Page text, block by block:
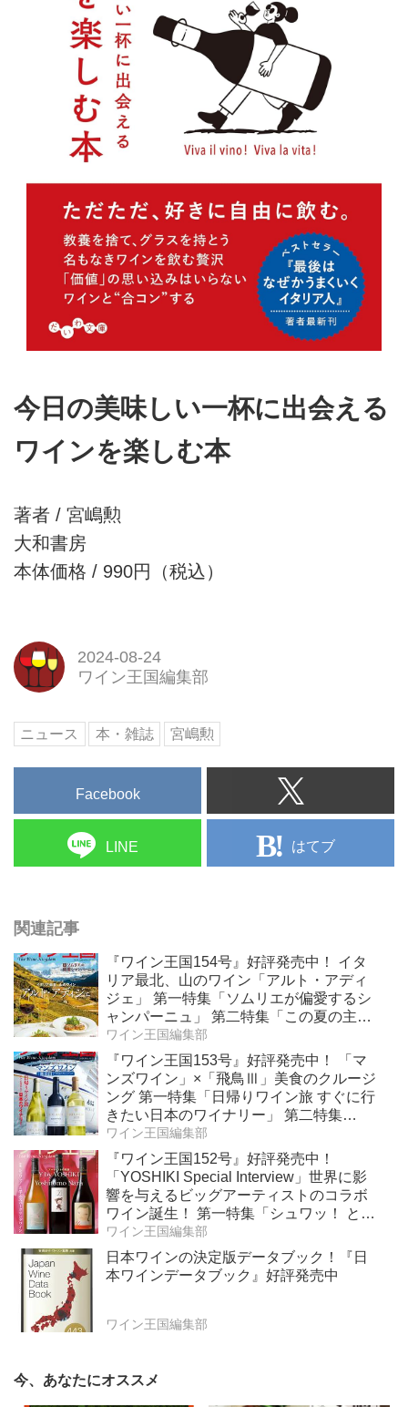
今日の美味しい一杯に出会える
ワインを楽しむ本
著者 / 宮嶋勲
大和書房
本体価格 / 990円（税込）
2024-08-24
ワイン王国編集部
ニュース 本・雑誌 宮嶋勲
Facebook
LINE はてブ
関連記事
『ワイン王国154号』好評発売中！ イタ
リア最北、山のワイン「アルト・アディ
ジェ」 第一特集「ソムリエが偏愛するシ
ャンパーニュ」 第二特集「この夏の主
役！ ナチュラルなロゼワイン」
ワイン王国編集部
『ワイン王国153号』好評発売中！ 「マ
ンズワイン」×「飛鳥Ⅲ」美食のクルージ
ング 第一特集「日帰りワイン旅 すぐに行
きたい日本のワイナリー」 第二特集
「Bordeaux Primeur Report2025」
ワイン王国編集部
『ワイン王国152号』好評発売中！
「YOSHIKI Special Interview」世界に影
響を与えるビッグアーティストのコラボ
ワイン誕生！ 第一特集「シュワッ！ と学
ぶスパークリングワイン」 第二特集「カ
リフォルニア“軽旨”が美味しい」
ワイン王国編集部
日本ワインの決定版データブック！『日
本ワインデータブック』好評発売中
ワイン王国編集部
今、あなたにオススメ